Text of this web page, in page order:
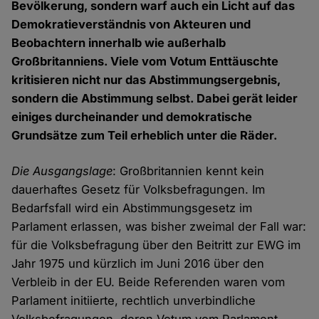
Bevölkerung, sondern warf auch ein Licht auf das
Demokratieverständnis von Akteuren und
Beobachtern innerhalb wie außerhalb
Großbritanniens. Viele vom Votum Enttäuschte
kritisieren nicht nur das Abstimmungsergebnis,
sondern die Abstimmung selbst. Dabei gerät leider
einiges durcheinander und demokratische
Grundsätze zum Teil erheblich unter die Räder.
Die Ausgangslage: Großbritannien kennt kein
dauerhaftes Gesetz für Volksbefragungen. Im
Bedarfsfall wird ein Abstimmungsgesetz im
Parlament erlassen, was bisher zweimal der Fall war:
für die Volksbefragung über den Beitritt zur EWG im
Jahr 1975 und kürzlich im Juni 2016 über den
Verbleib in der EU. Beide Referenden waren vom
Parlament initiierte, rechtlich unverbindliche